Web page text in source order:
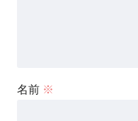
名前 ※